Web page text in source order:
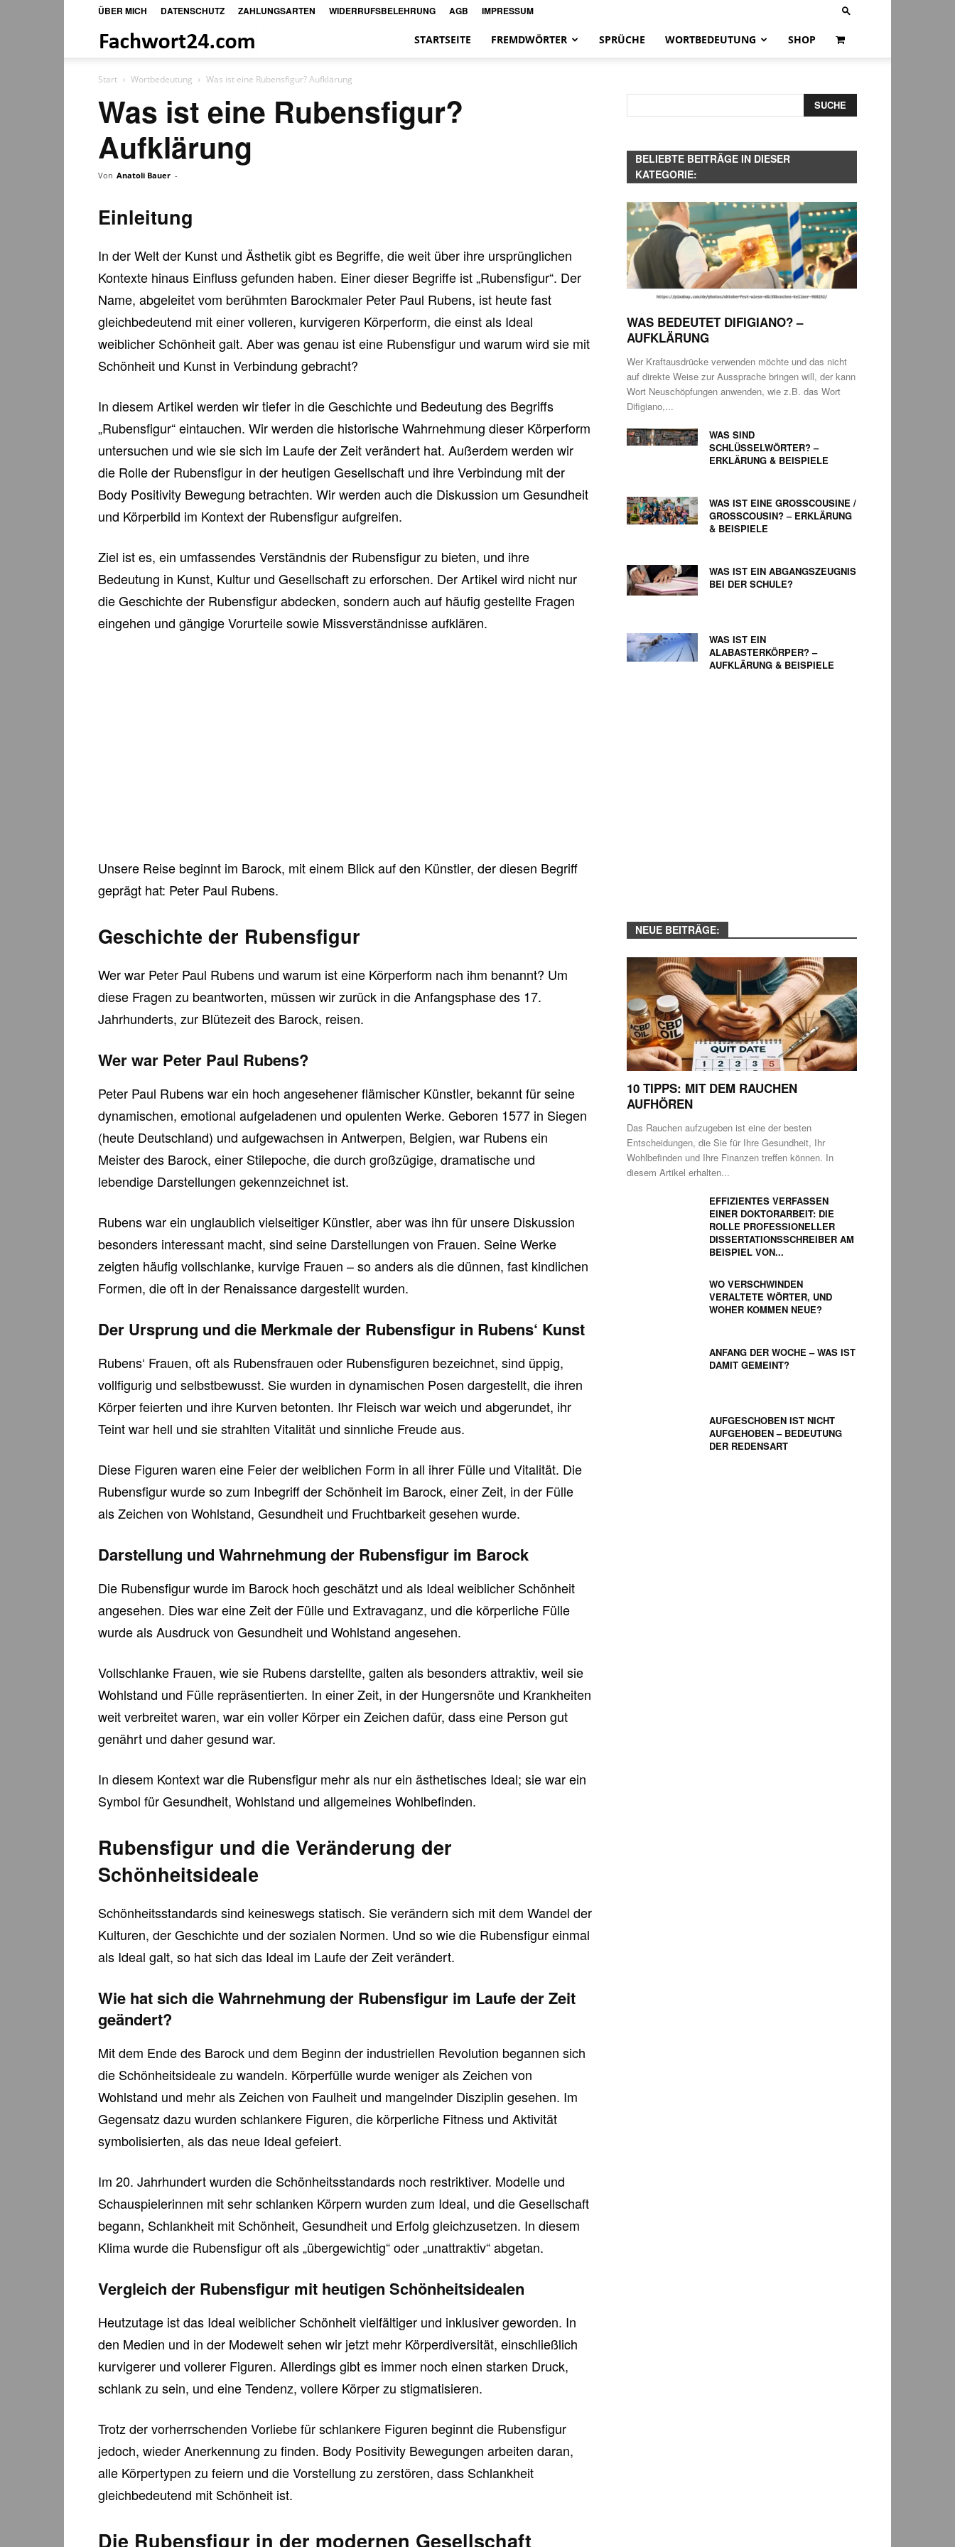
ÜBER MICH DATENSCHUTZ ZAHLUNGSARTEN WIDERRUFSBELEHRUNG AGB IMPRESSUM
Shop
STARTSEITE FREMDWÖRTER SPRÜCHE WORTBEDEUTUNG SHOP
Start Wortbedeutung Was ist eine Rubensfigur? Aufklärung
Was ist eine Rubensfigur?
Aufklärung
Von Anatoli Bauer -
Einleitung
In der Welt der Kunst und Ästhetik gibt es Begriffe, die weit über ihre ursprünglichen
Kontexte hinaus Einfluss gefunden haben. Einer dieser Begriffe ist „Rubensfigur“. Der
Name, abgeleitet vom berühmten Barockmaler Peter Paul Rubens, ist heute fast
gleichbedeutend mit einer volleren, kurvigeren Körperform, die einst als Ideal
weiblicher Schönheit galt. Aber was genau ist eine Rubensfigur und warum wird sie mit
Schönheit und Kunst in Verbindung gebracht?
In diesem Artikel werden wir tiefer in die Geschichte und Bedeutung des Begriffs
„Rubensfigur“ eintauchen. Wir werden die historische Wahrnehmung dieser Körperform
untersuchen und wie sie sich im Laufe der Zeit verändert hat. Außerdem werden wir
die Rolle der Rubensfigur in der heutigen Gesellschaft und ihre Verbindung mit der
Body Positivity Bewegung betrachten. Wir werden auch die Diskussion um Gesundheit
und Körperbild im Kontext der Rubensfigur aufgreifen.
Ziel ist es, ein umfassendes Verständnis der Rubensfigur zu bieten, und ihre
Bedeutung in Kunst, Kultur und Gesellschaft zu erforschen. Der Artikel wird nicht nur
die Geschichte der Rubensfigur abdecken, sondern auch auf häufig gestellte Fragen
eingehen und gängige Vorurteile sowie Missverständnisse aufklären.
Unsere Reise beginnt im Barock, mit einem Blick auf den Künstler, der diesen Begriff
geprägt hat: Peter Paul Rubens.
Geschichte der Rubensfigur
Wer war Peter Paul Rubens und warum ist eine Körperform nach ihm benannt? Um
diese Fragen zu beantworten, müssen wir zurück in die Anfangsphase des 17.
Jahrhunderts, zur Blütezeit des Barock, reisen.
Wer war Peter Paul Rubens?
Peter Paul Rubens war ein hoch angesehener flämischer Künstler, bekannt für seine
dynamischen, emotional aufgeladenen und opulenten Werke. Geboren 1577 in Siegen
(heute Deutschland) und aufgewachsen in Antwerpen, Belgien, war Rubens ein
Meister des Barock, einer Stilepoche, die durch großzügige, dramatische und
lebendige Darstellungen gekennzeichnet ist.
Rubens war ein unglaublich vielseitiger Künstler, aber was ihn für unsere Diskussion
besonders interessant macht, sind seine Darstellungen von Frauen. Seine Werke
zeigten häufig vollschlanke, kurvige Frauen – so anders als die dünnen, fast kindlichen
Formen, die oft in der Renaissance dargestellt wurden.
Der Ursprung und die Merkmale der Rubensfigur in Rubens‘ Kunst
Rubens‘ Frauen, oft als Rubensfrauen oder Rubensfiguren bezeichnet, sind üppig,
vollfigurig und selbstbewusst. Sie wurden in dynamischen Posen dargestellt, die ihren
Körper feierten und ihre Kurven betonten. Ihr Fleisch war weich und abgerundet, ihr
Teint war hell und sie strahlten Vitalität und sinnliche Freude aus.
Diese Figuren waren eine Feier der weiblichen Form in all ihrer Fülle und Vitalität. Die
Rubensfigur wurde so zum Inbegriff der Schönheit im Barock, einer Zeit, in der Fülle
als Zeichen von Wohlstand, Gesundheit und Fruchtbarkeit gesehen wurde.
Darstellung und Wahrnehmung der Rubensfigur im Barock
Die Rubensfigur wurde im Barock hoch geschätzt und als Ideal weiblicher Schönheit
angesehen. Dies war eine Zeit der Fülle und Extravaganz, und die körperliche Fülle
wurde als Ausdruck von Gesundheit und Wohlstand angesehen.
Vollschlanke Frauen, wie sie Rubens darstellte, galten als besonders attraktiv, weil sie
Wohlstand und Fülle repräsentierten. In einer Zeit, in der Hungersnöte und Krankheiten
weit verbreitet waren, war ein voller Körper ein Zeichen dafür, dass eine Person gut
genährt und daher gesund war.
In diesem Kontext war die Rubensfigur mehr als nur ein ästhetisches Ideal; sie war ein
Symbol für Gesundheit, Wohlstand und allgemeines Wohlbefinden.
Rubensfigur und die Veränderung der
Schönheitsidealе
Schönheitsstandards sind keineswegs statisch. Sie verändern sich mit dem Wandel der
Kulturen, der Geschichte und der sozialen Normen. Und so wie die Rubensfigur einmal
als Ideal galt, so hat sich das Ideal im Laufe der Zeit verändert.
Wie hat sich die Wahrnehmung der Rubensfigur im Laufe der Zeit
geändert?
Mit dem Ende des Barock und dem Beginn der industriellen Revolution begannen sich
die Schönheitsideale zu wandeln. Körperfülle wurde weniger als Zeichen von
Wohlstand und mehr als Zeichen von Faulheit und mangelnder Disziplin gesehen. Im
Gegensatz dazu wurden schlankere Figuren, die körperliche Fitness und Aktivität
symbolisierten, als das neue Ideal gefeiert.
Im 20. Jahrhundert wurden die Schönheitsstandards noch restriktiver. Modelle und
Schauspielerinnen mit sehr schlanken Körpern wurden zum Ideal, und die Gesellschaft
begann, Schlankheit mit Schönheit, Gesundheit und Erfolg gleichzusetzen. In diesem
Klima wurde die Rubensfigur oft als „übergewichtig“ oder „unattraktiv“ abgetan.
Vergleich der Rubensfigur mit heutigen Schönheitsidealen
Heutzutage ist das Ideal weiblicher Schönheit vielfältiger und inklusiver geworden. In
den Medien und in der Modewelt sehen wir jetzt mehr Körperdiversität, einschließlich
kurvigerer und vollerer Figuren. Allerdings gibt es immer noch einen starken Druck,
schlank zu sein, und eine Tendenz, vollere Körper zu stigmatisieren.
Trotz der vorherrschenden Vorliebe für schlankere Figuren beginnt die Rubensfigur
jedoch, wieder Anerkennung zu finden. Body Positivity Bewegungen arbeiten daran,
alle Körpertypen zu feiern und die Vorstellung zu zerstören, dass Schlankheit
gleichbedeutend mit Schönheit ist.
Die Rubensfigur in der modernen Gesellschaft
BELIEBTE BEITRÄGE IN DIESER
KATEGORIE:
WAS BEDEUTET DIFIGIANO? –
AUFKLÄRUNG
Wer Kraftausdrücke verwenden möchte und das nicht
auf direkte Weise zur Aussprache bringen will, der kann
Wort Neuschöpfungen anwenden, wie z.B. das Wort
Difigiano,...
WAS SIND
SCHLÜSSELWÖRTER? –
ERKLÄRUNG & BEISPIELE
WAS IST EINE GROSSCOUSINE / G
ROSSCOUSIN? – ERKLÄRUNG &
BEISPIELE
WAS IST EIN ABGANGSZEUGNIS
BEI DER SCHULE?
WAS IST EIN
ALABASTERKÖRPER? –
AUFKLÄRUNG & BEISPIELE
NEUE BEITRÄGE:
10 TIPPS: MIT DEM RAUCHEN
AUFHÖREN
Das Rauchen aufzugeben ist eine der besten
Entscheidungen, die Sie für Ihre Gesundheit, Ihr
Wohlbefinden und Ihre Finanzen treffen können. In
diesem Artikel erhalten...
EFFIZIENTES VERFASSEN
EINER DOKTORARBEIT: DIE
ROLLE PROFESSIONELLER
DISSERTATIONSSCHREIBER AM
BEISPIEL VON...
WO VERSCHWINDEN
VERALTETE WÖRTER, UND
WOHER KOMMEN NEUE?
ANFANG DER WOCHE – WAS IST
DAMIT GEMEINT?
AUFGESCHOBEN IST NICHT
AUFGEHOBEN – BEDEUTUNG
DER REDENSART